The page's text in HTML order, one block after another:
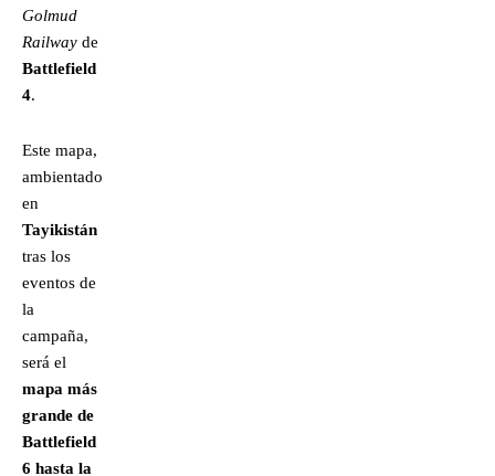
Golmud
Railway de
Battlefield
4.
Este mapa,
ambientado
en
Tayikistán
tras los
eventos de
la
campaña,
será el
mapa más
grande de
Battlefield
6 hasta la